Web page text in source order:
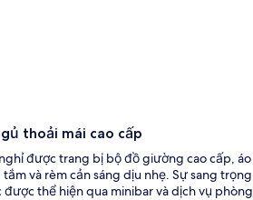
thoải mái cao cấp
được trang bị bộ đồ giường cao cấp, áo
và rèm cản sáng dịu nhẹ. Sự sang trọng
thể hiện qua minibar và dịch vụ phòng